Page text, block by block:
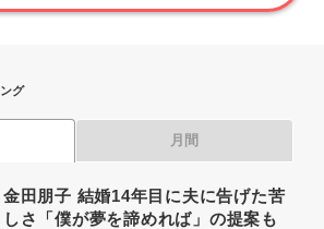
グ
月間
金田朋子 結婚14年目に夫に告げた苦
しさ「僕が夢を諦めれば」の提案も